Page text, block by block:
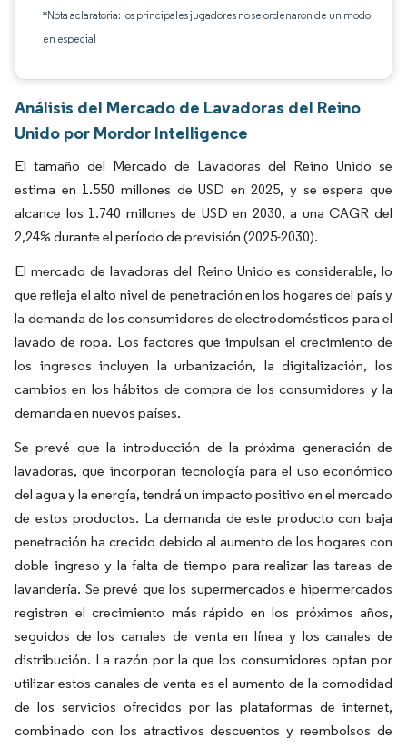
*Nota aclaratoria: los principales jugadores no se ordenaron de un modo
en especial
Análisis del Mercado de Lavadoras del Reino
Unido por Mordor Intelligence
El tamaño del Mercado de Lavadoras del Reino Unido se
estima en 1.550 millones de USD en 2025, y se espera que
alcance los 1.740 millones de USD en 2030, a una CAGR del
2,24% durante el período de previsión (2025-2030).
El mercado de lavadoras del Reino Unido es considerable, lo
que refleja el alto nivel de penetración en los hogares del país y
la demanda de los consumidores de electrodomésticos para el
lavado de ropa. Los factores que impulsan el crecimiento de
los ingresos incluyen la urbanización, la digitalización, los
cambios en los hábitos de compra de los consumidores y la
demanda en nuevos países.
Se prevé que la introducción de la próxima generación de
lavadoras, que incorporan tecnología para el uso económico
del agua y la energía, tendrá un impacto positivo en el mercado
de estos productos. La demanda de este producto con baja
penetración ha crecido debido al aumento de los hogares con
doble ingreso y la falta de tiempo para realizar las tareas de
lavandería. Se prevé que los supermercados e hipermercados
registren el crecimiento más rápido en los próximos años,
seguidos de los canales de venta en línea y los canales de
distribución. La razón por la que los consumidores optan por
utilizar estos canales de venta es el aumento de la comodidad
de los servicios ofrecidos por las plataformas de internet,
combinado con los atractivos descuentos y reembolsos de